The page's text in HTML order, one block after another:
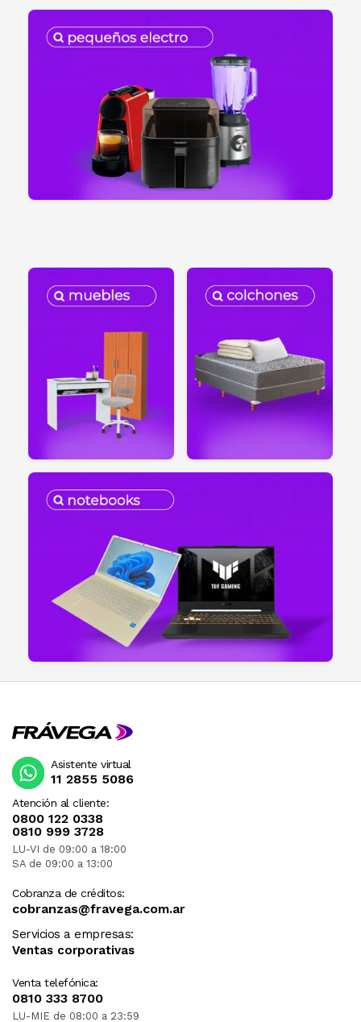
Atención al cliente:
0800 122 0338
0810 999 3728
LU-VI de 09:00 a 18:00
SA de 09:00 a 13:00
Cobranza de créditos:
cobranzas@fravega.com.ar
Servicios a empresas:
Ventas corporativas
Venta telefónica:
0810 333 8700
LU-MIE de 08:00 a 23:59
Asistente virtual
11 2855 5086